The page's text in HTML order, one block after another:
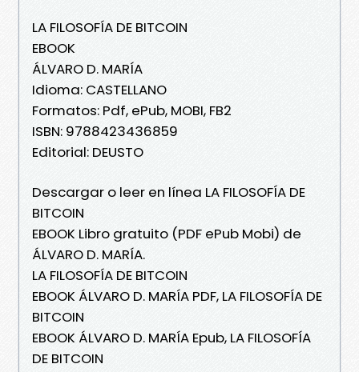
LA FILOSOFÍA DE BITCOIN
EBOOK
ÁLVARO D. MARÍA
Idioma: CASTELLANO
Formatos: Pdf, ePub, MOBI, FB2
ISBN: 9788423436859
Editorial: DEUSTO
Descargar o leer en línea LA FILOSOFÍA DE
BITCOIN
EBOOK Libro gratuito (PDF ePub Mobi) de
ÁLVARO D. MARÍA.
LA FILOSOFÍA DE BITCOIN
EBOOK ÁLVARO D. MARÍA PDF, LA FILOSOFÍA DE
BITCOIN
EBOOK ÁLVARO D. MARÍA Epub, LA FILOSOFÍA
DE BITCOIN